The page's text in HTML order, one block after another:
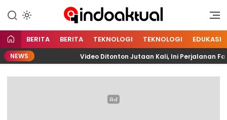
Indoaktual
Indonesia Aktual
BERITA BERITA TEKNOLOGI TEKNOLOGI EDUKASI
NEWS Video Ditonton Jutaan Kali, Ini Perjalanan